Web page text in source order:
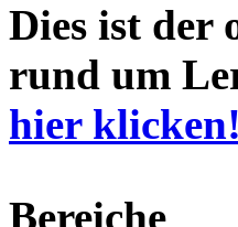
Dies ist der
rund um
hier klicken!
Bereiche